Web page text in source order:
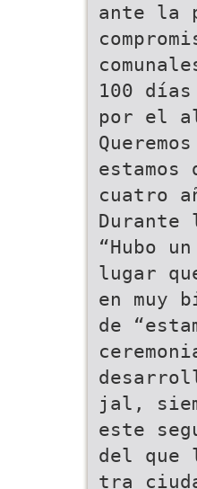
ante la
100
por el
cuatro
Durante
“Hubo
lugar
en muy
de
jal,
este
del que
tra